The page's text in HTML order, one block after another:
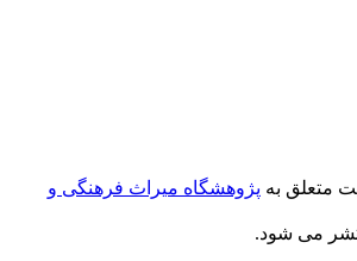
متعلق بهپژوهشگاه میراث فرهنگی و
می شود.